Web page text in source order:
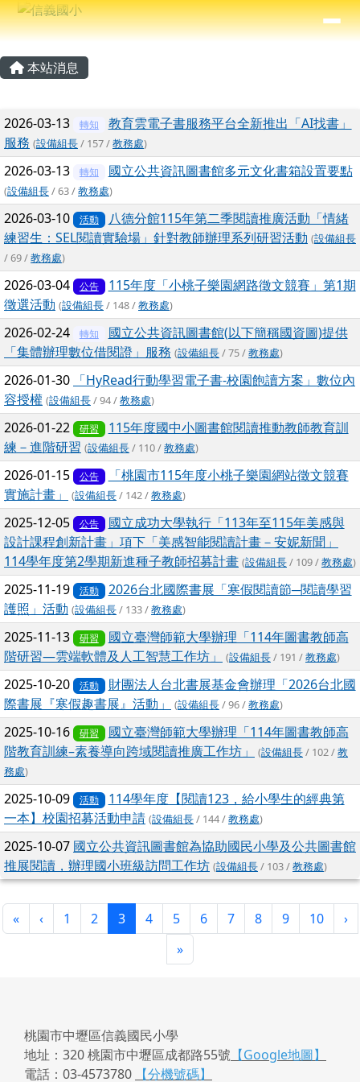
跳至主內容區
信義國小
⏸
導覽列
主內容區域
本站消息
文章列表
2026-03-13 轉知
教育雲電子書服務平台全新推出「AI找書」
服務 (設備組長/ 157 /教務處)
2026-03-13 轉知 國立公共資訊圖書館多元文化書箱設置要點
(設備組長/ 63 /教務處)
2026-03-10 活動
八德分館115年第二季閱讀推廣活動「情緒
練習生：SEL閱讀實驗場」針對教師辦理系列研習活動 (設備組長
/ 69 /教務處)
2026-03-04 公告
115年度「小桃子樂園網路徵文競賽」第1期
徵選活動 (設備組長/ 148 /教務處)
2026-02-24 轉知
國立公共資訊圖書館(以下簡稱國資圖)提供
「集體辦理數位借閱證」服務 (設備組長/ 75 /教務處)
2026-01-30 「HyRead行動學習電子書-校園飽讀方案」數位內
容授權 (設備組長/ 94 /教務處)
2026-01-22 研習
115年度國中小圖書館閱讀推動教師教育訓
練－進階研習 (設備組長/ 110 /教務處)
2026-01-15 公告
「桃園市115年度小桃子樂園網站徵文競賽
實施計畫」
(設備組長/ 142 /教務處)
2025-12-05 公告
國立成功大學執行「113年至115年美感與
設計課程創新計畫」項下「美感智能閱讀計畫－安妮新聞」
114學年度第2學期新進種子教師招募計畫 (設備組長/ 109 /教務處)
2025-11-19 活動
2026台北國際書展「寒假閱讀節─閱讀學習
護照」活動 (設備組長/ 133 /教務處)
2025-11-13 研習
國立臺灣師範大學辦理「114年圖書教師高
階研習—雲端軟體及人工智慧工作坊」
(設備組長/ 191 /教務處)
2025-10-20 活動
財團法人台北書展基金會辦理「2026台北國
際書展『寒假趣書展』活動」
(設備組長/ 96 /教務處)
2025-10-16 研習
國立臺灣師範大學辦理「114年圖書教師高
階教育訓練–素養導向跨域閱讀推廣工作坊」
(設備組長/ 102 /教
務處)
2025-10-09 活動
114學年度【閱讀123，給小學生的經典第
一本】校園招募活動申請 (設備組長/ 144 /教務處)
2025-10-07 國立公共資訊圖書館為協助國民小學及公共圖書館
推展閱讀，辦理國小班級訪問工作坊 (設備組長/ 103 /教務處)
«第一頁
‹上一頁
1 2 3(目前頁次)
4 5 6 7 8 9 10 ›
»最後頁
頁尾區域
桃園市中壢區信義國民小學
地址：320 桃園市中壢區成都路55號 【Google地圖】
電話：03-4573780
【分機號碼】